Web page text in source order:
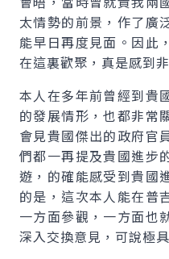
太情勢的前景，作了廣
能早日再度見面。因此
在這裏歡聚，真是感到
本人在多年前曾經到貴
的發展情形，也都非常
會見貴國傑出的政府官
們都一再提及貴國進步
遊，的確能感受到貴國
的是，這次本人能在普
一方面參觀，一方面也
深入交換意見，可說極